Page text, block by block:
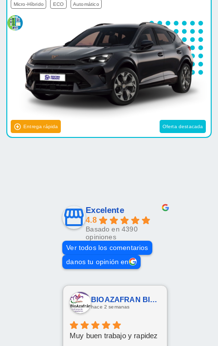
Micro-Híbrido ECO Automático
Entrega rápida Oferta destacada
Excelente
4.8
Basado en 4390
opiniones
Ver todos los comentarios
danos tu opinión en
BIOAZAFRAN BIOAZAFRAN
hace 2 semanas
Muy buen trabajo y rapidez